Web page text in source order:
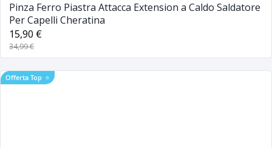
Pinza Ferro Piastra Attacca Extension a Caldo Saldatore
Per Capelli Cheratina
15,90 €
34,99 €
Offerta Top ⭐